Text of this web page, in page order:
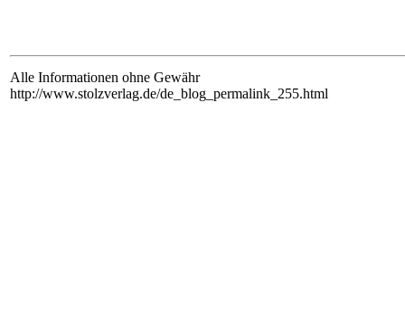
Alle Informationen ohne Gewähr
http://www.stolzverlag.de/de_blog_permalink_255.html